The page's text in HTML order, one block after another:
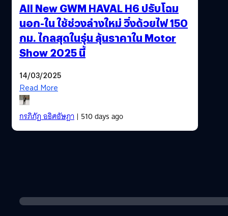
All New GWM HAVAL H6 ปรับโฉม
นอก-ใน ใช้ช่วงล่างใหม่ วิ่งด้วยไฟ 150
กม. ไกลสุดในรุ่น ลุ้นราคาใน Motor
Show 2025 นี้
14/03/2025
Read More
กรภิภัฏ อธิศอัษฎา| 510 days ago